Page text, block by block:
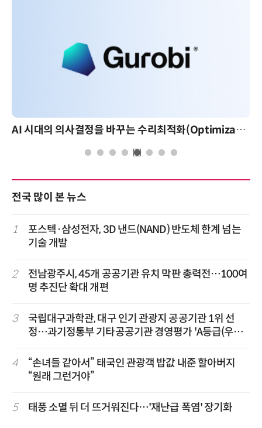
AI 시대의 의사결정을 바꾸는 수리최적화(Optimization): 실제 산업 적용 사례와 활용 전략 AI 핀옵스 실전 세미나: 폭증하는 AI 토큰
전국 많이 본 뉴스
1
포스텍·삼성전자, 3D 낸드(NAND) 반도체 한계 넘는
기술 개발
2
전남광주시, 45개 공공기관 유치 막판 총력전…100여
명 추진단 확대 개편
3
국립대구과학관, 대구 인기 관광지 공공기관 1위 선
정…과기정통부 기타공공기관 경영평가 'A등급(우수)'
4
“손녀들 같아서” 태국인 관광객 밥값 내준 할아버지
“원래 그런거야”
5 태풍 소멸 뒤 더 뜨거워진다…'재난급 폭염' 장기화